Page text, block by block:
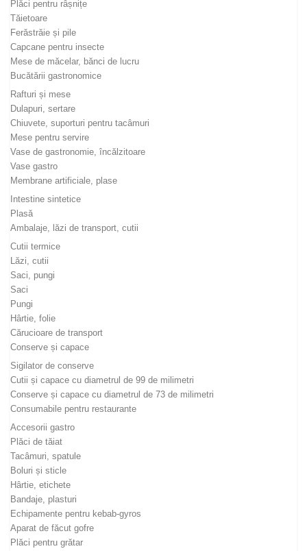
Plăci pentru râșnițe
Tăietoare
Ferăstrăie și pile
Capcane pentru insecte
Mese de măcelar, bănci de lucru
Bucătării gastronomice
Rafturi și mese
Dulapuri, sertare
Chiuvete, suporturi pentru tacâmuri
Mese pentru servire
Vase de gastronomie, încălzitoare
Vase gastro
Membrane artificiale, plase
Intestine sintetice
Plasă
Ambalaje, lăzi de transport, cutii
Cutii termice
Lăzi, cutii
Saci, pungi
Saci
Pungi
Hârtie, folie
Cărucioare de transport
Conserve și capace
Sigilator de conserve
Cutii și capace cu diametrul de 99 de milimetri
Conserve și capace cu diametrul de 73 de milimetri
Consumabile pentru restaurante
Accesorii gastro
Plăci de tăiat
Tacâmuri, spatule
Boluri și sticle
Hârtie, etichete
Bandaje, plasturi
Echipamente pentru kebab-gyros
Aparat de făcut gofre
Plăci pentru grătar